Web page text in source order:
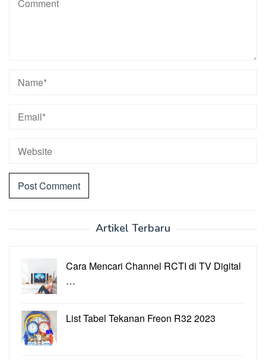
Artikel Terbaru
Cara Mencari Channel RCTI di TV Digital
…
List Tabel Tekanan Freon R32 2023